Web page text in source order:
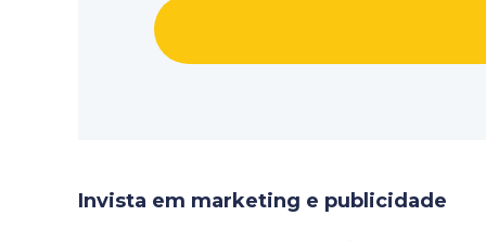
Invista em marketing e publicidade